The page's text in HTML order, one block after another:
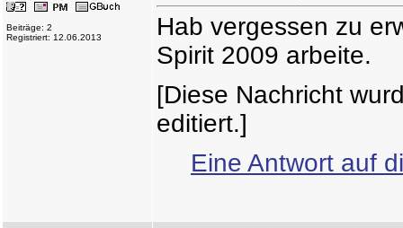
Beiträge: 2
Registriert: 12.06.2013
Hab vergessen zu
Spirit 2009 arbeite.
[Diese Nachricht
editiert.]
Eine Antwort auf